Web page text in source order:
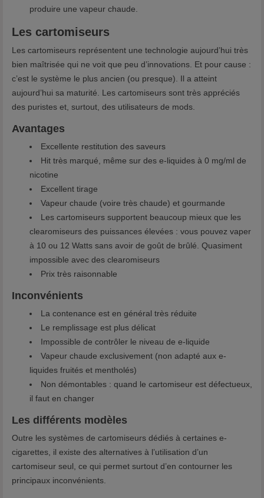
produire une vapeur chaude.
Les cartomiseurs
Les cartomiseurs représentent une technologie aujourd’hui très
bien maîtrisée qui ne voit que peu d’innovations. Et pour cause :
c’est le système le plus ancien (ou presque). Il a atteint
aujourd’hui sa maturité. Les cartomiseurs sont très appréciés
des puristes et, surtout, des utilisateurs de mods.
Avantages
Excellente restitution des saveurs
Hit très marqué, même sur des e-liquides à 0 mg/ml de
nicotine
Excellent tirage
Vapeur chaude (voire très chaude) et gourmande
Les cartomiseurs supportent beaucoup mieux que les
clearomiseurs des puissances élevées : vous pouvez vaper
à 10 ou 12 Watts sans avoir de goût de brûlé. Quasiment
impossible avec des clearomiseurs
Prix très raisonnable
Inconvénients
La contenance est en général très réduite
Le remplissage est plus délicat
Impossible de contrôler le niveau de e-liquide
Vapeur chaude exclusivement (non adapté aux e-
liquides fruités et mentholés)
Non démontables : quand le cartomiseur est défectueux,
il faut en changer
Les différents modèles
Outre les systèmes de cartomiseurs dédiés à certaines e-
cigarettes, il existe des alternatives à l’utilisation d’un
cartomiseur seul, ce qui permet surtout d’en contourner les
principaux inconvénients.